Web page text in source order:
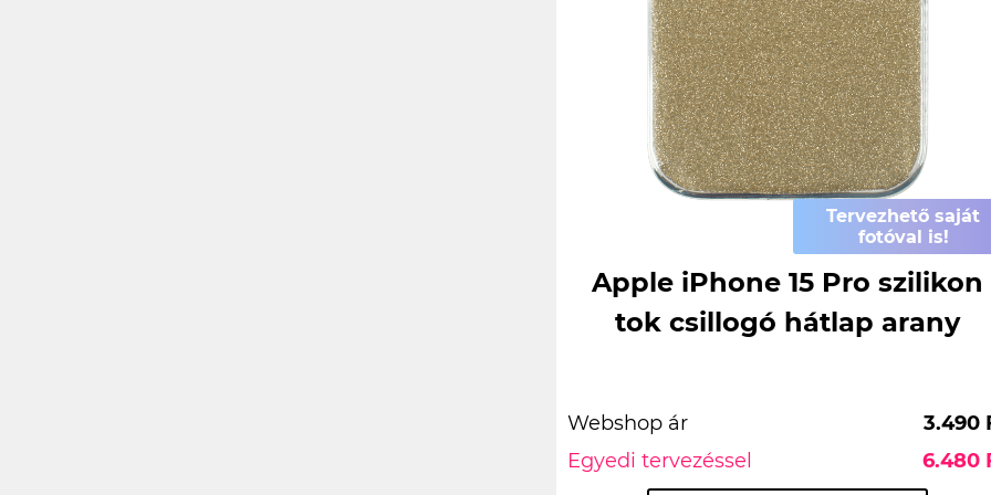
Tervezhető saját
fotóval is!
Apple iPhone 15 Pro szilikon
tok csillogó hátlap arany
Webshop ár
3.490
Egyedi tervezéssel
6.480